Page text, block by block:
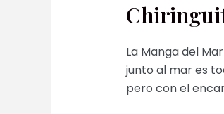
La Manga del
junto al mar es
pero con el